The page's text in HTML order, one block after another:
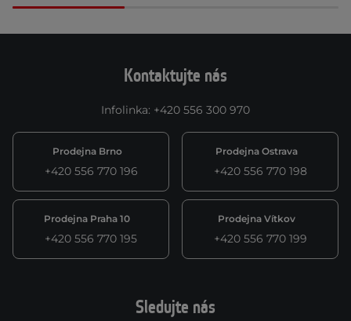
Kontaktujte nás
Infolinka: +420 556 300 970
Prodejna Brno
+420 556 770 196
Prodejna Ostrava
+420 556 770 198
Prodejna Praha 10
+420 556 770 195
Prodejna Vítkov
+420 556 770 199
Sledujte nás